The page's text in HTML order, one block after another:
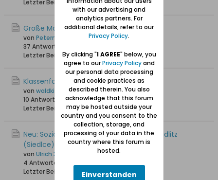
Letzter Beitrag30.12.2024, 15:36
Große Molde
von Petermann
37 Antworten
Letzter Beitrag 01.08.2024, 11:59
Klassenfoto Jahrgang 1930
von waldkind
10 Antworten
4.962 Hits0 Likes
Letzter Beitrag19.06.2024, 15:39
Neu: Soziales Café "Caffe Aktywni" in Schidlitz
(Siedlce)
von Ulrich 31
4 Antworten
Letzter Beitrag
21.12.2023, 23:57
with our advertising and
analytics partners. For
additional details, refer to our
Privacy Policy.
By clicking "I AGREE" below, you
agree to ourPrivacy Policyand
our personal data processing
and cookie practices as
described therein. You also
acknowledge that this forum
may be hosted outside your
country and you consent to the
collection, storage, and
processing of your data in the
country where this forum is
hosted.
Einverstanden